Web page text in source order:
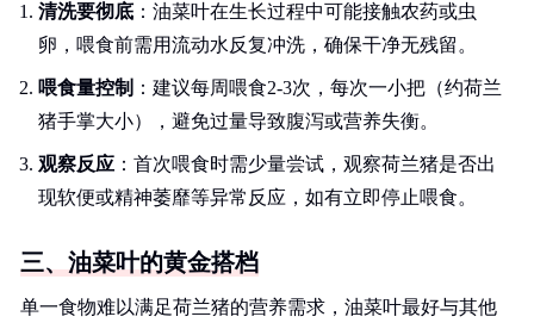
清洗要彻底 ：油菜叶在生长过程中可能接触农药或虫
卵，喂食前需用流动水反复冲洗，确保干净无残留。
喂食量控制 ：建议每周喂食2-3次，每次一小把（约荷兰
猪手掌大小），避免过量导致腹泻或营养失衡。
观察反应 ：首次喂食时需少量尝试，观察荷兰猪是否出
现软便或精神萎靡等异常反应，如有立即停止喂食。
三、油菜叶的黄金搭档
单一食物难以满足荷兰猪的营养需求，油菜叶最好与其他